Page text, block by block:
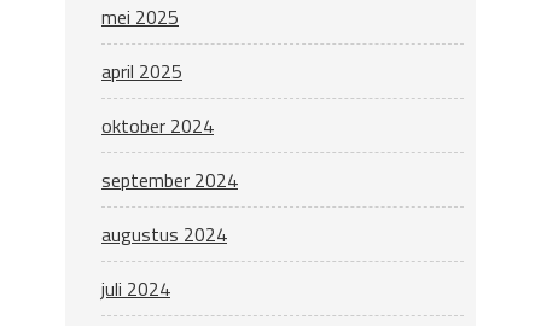
mei 2025
april 2025
oktober 2024
september 2024
augustus 2024
juli 2024